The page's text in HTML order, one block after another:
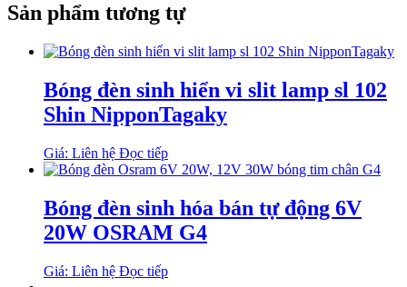
Sản phẩm tương tự
Bóng đèn sinh hiển vi slit lamp sl 102
Shin NipponTagaky
Giá: Liên hệ Đọc tiếp
Bóng đèn sinh hóa bán tự động 6V
20W OSRAM G4
Giá: Liên hệ Đọc tiếp